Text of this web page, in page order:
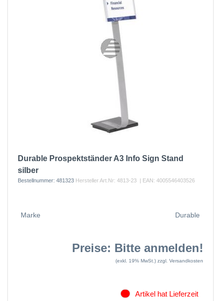
Durable Prospektständer A3 Info Sign Stand
silber
Bestellnummer: 481323 Hersteller Art.Nr: 4813-23 | EAN: 4005546403526
Marke Durable
Preise: Bitte anmelden!
(exkl. 19% MwSt.) zzgl. Versandkosten
Artikel hat Lieferzeit